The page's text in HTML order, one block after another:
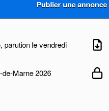
parution le vendredi
de-Marne 2026